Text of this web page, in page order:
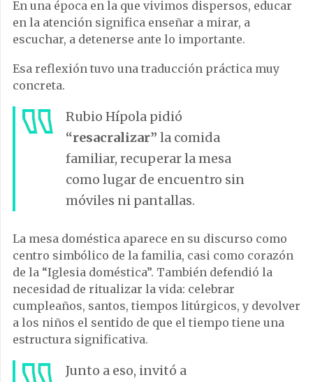
En una época en la que vivimos dispersos, educar
en la atención significa enseñar a mirar, a
escuchar, a detenerse ante lo importante.
Esa reflexión tuvo una traducción práctica muy
concreta.
Rubio Hípola pidió
“resacralizar” la comida
familiar, recuperar la mesa
como lugar de encuentro sin
móviles ni pantallas.
La mesa doméstica aparece en su discurso como
centro simbólico de la familia, casi como corazón
de la “Iglesia doméstica”. También defendió la
necesidad de ritualizar la vida: celebrar
cumpleaños, santos, tiempos litúrgicos, y devolver
a los niños el sentido de que el tiempo tiene una
estructura significativa.
Junto a eso, invitó a